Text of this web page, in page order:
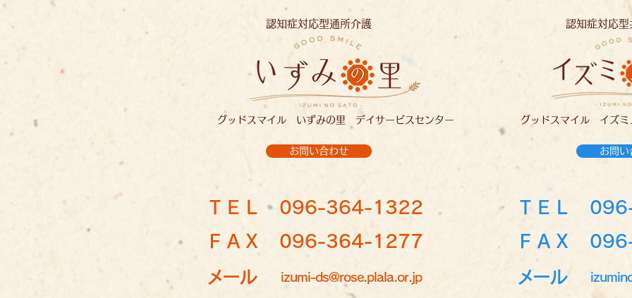
認知症対応型通所介護
グッドスマイル いずみの里 デイサービスセンター
お問い合わせ
ＴＥＬ 096-364-1322
ＦＡＸ 096-364-1277
メール
izumi-ds@rose.plala.or.jp
認知症対応
グッドスマイル イズ
お問い
ＴＥＬ
ＦＡＸ
メール